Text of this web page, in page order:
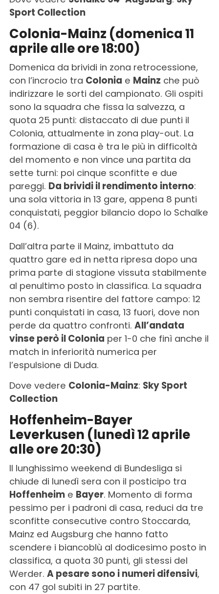
Sport Collection
Colonia-Mainz (domenica 11
aprile alle ore 18:00)
Domenica da brividi in zona retrocessione,
con l’incrocio tra Colonia e Mainz che può
indirizzare le sorti del campionato. Gli ospiti
sono la squadra che fissa la salvezza, a
quota 25 punti: distaccato di due punti il
Colonia, attualmente in zona play-out. La
formazione di casa è tra le più in difficoltà
del momento e non vince una partita da
sette turni: poi cinque sconfitte e due
pareggi. Da brividi il rendimento interno:
una sola vittoria in 13 gare, appena 8 punti
conquistati, peggior bilancio dopo lo Schalke
04 (6).
Dall’altra parte il Mainz, imbattuto da
quattro gare ed in netta ripresa dopo una
prima parte di stagione vissuta stabilmente
al penultimo posto in classifica. La squadra
non sembra risentire del fattore campo: 12
punti conquistati in casa, 13 fuori, dove non
perde da quattro confronti. All’andata
vinse però il Colonia per 1-0 che finì anche il
match in inferiorità numerica per
l’espulsione di Duda.
Dove vedere Colonia-Mainz: Sky Sport
Collection
Hoffenheim-Bayer
Leverkusen (lunedì 12 aprile
alle ore 20:30)
Il lunghissimo weekend di Bundesliga si
chiude di lunedì sera con il posticipo tra
Hoffenheime Bayer. Momento di forma
pessimo per i padroni di casa, reduci da tre
sconfitte consecutive contro Stoccarda,
Mainz ed Augsburg che hanno fatto
scendere i biancoblù al dodicesimo posto in
classifica, a quota 30 punti, gli stessi del
Werder. A pesare sono i numeri difensivi,
con 47 gol subiti in 27 partite.